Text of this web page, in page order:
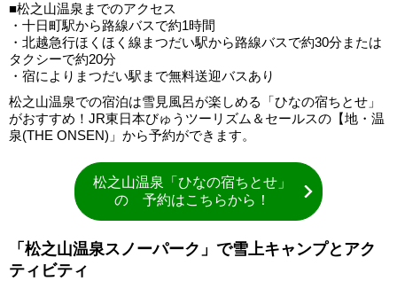
■松之山温泉までのアクセス
・十日町駅から路線バスで約1時間
・北越急行ほくほく線まつだい駅から路線バスで約30分または
タクシーで約20分
・宿によりまつだい駅まで無料送迎バスあり
松之山温泉での宿泊は雪見風呂が楽しめる「ひなの宿ちとせ」
がおすすめ！JR東日本びゅうツーリズム＆セールスの【地・温
泉(THE ONSEN)」から予約ができます。
松之山温泉「ひなの宿ちとせ」
の 予約はこちらから！
「松之山温泉スノーパーク」で雪上キャンプとアク
ティビティ